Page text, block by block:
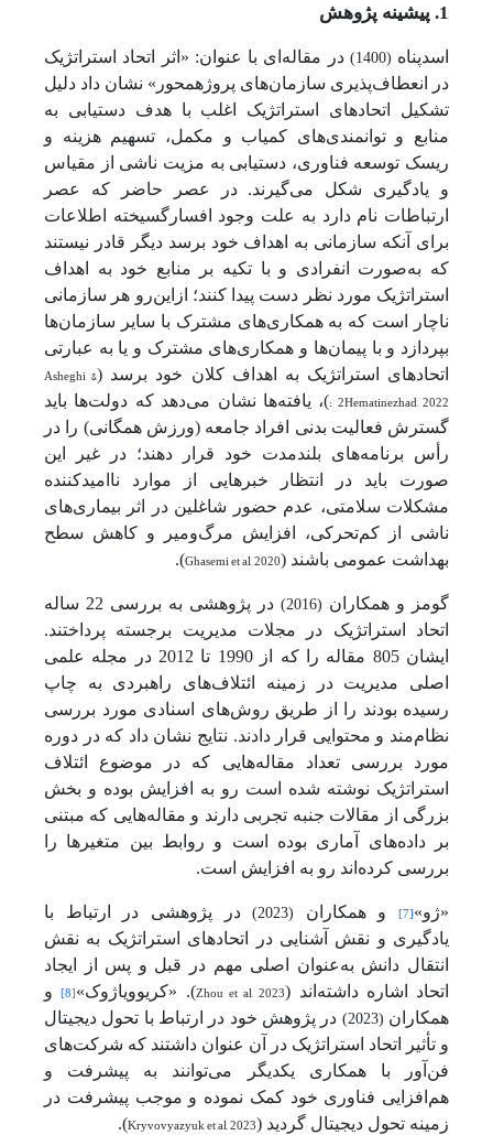
1. پیشینه پژوهش
اسدپناه (1400)
در مقاله‌ای با عنوان: «اثر اتحاد استراتژیک
در انعطاف‌پذیری سازمان‌های پروژه­محور» نشان داد دلیل
تشکیل اتحادهای استراتژیک اغلب با هدف دستیابی به
منابع و توانمندی‌های کمیاب و مکمل، تسهیم هزینه و
ریسک توسعه فناوری، دستیابی به مزیت ناشی از مقیاس
و یادگیری شکل می‌گیرند. در عصر حاضر که عصر
ارتباطات نام دارد به علت وجود افسارگسیخته اطلاعات
برای آنکه سازمانی به اهداف خود برسد دیگر قادر نیستند
که به‌صورت انفرادی و با تکیه بر منابع خود به اهداف
استراتژیک مورد نظر دست پیدا کنند؛ ازاین‌رو هر سازمانی
ناچار است که به همکاری‌های مشترک با سایر سازمان‌ها
بپردازد و با پیمان‌ها و همکاری‌های مشترک و یا به عبارتی
اتحادهای استراتژیک به اهداف کلان خود برسد (Asheghi &
Hematinezhad, 2022
: 2)، یافته‌ها نشان می‌دهد که دولت‌ها باید
گسترش فعالیت بدنی افراد جامعه (ورزش همگانی) را در
رأس برنامه‌های بلندمدت خود قرار دهند؛ در غیر این
صورت باید در انتظار خبرهایی از موارد ناامیدکننده
مشکلات سلامتی، عدم حضور شاغلین در اثر بیماری‌های
ناشی از کم‌تحرکی، افزایش مرگ‌ومیر و کاهش سطح
بهداشت عمومی باشند (Ghasemi et al, 2020
).
گومز و همکاران (2016)
در پژوهشی به بررسی 22 ساله
اتحاد استراتژیک در مجلات مدیریت برجسته پرداختند.
ایشان 805 مقاله را که از 1990 تا 2012 در مجله علمی
اصلی مدیریت در زمینه ائتلاف‌های راهبردی به چاپ
رسیده بودند را از طریق روش‌های اسنادی مورد بررسی
نظام‌مند و محتوایی قرار دادند. نتایج نشان داد که در دوره
مورد بررسی تعداد مقاله‌هایی که در موضوع ائتلاف
استراتژیک نوشته شده است رو به افزایش بوده و بخش
بزرگی از مقالات جنبه تجربی دارند و مقاله‌هایی که مبتنی
بر داده‌های آماری بوده است و روابط بین متغیرها را
بررسی کرده‌اند رو به افزایش است.
«ژو» [7] و همکاران (2023)
در پژوهشی در ارتباط با
یادگیری و نقش آشنایی در اتحادهای استراتژیک به نقش
انتقال دانش به‌عنوان اصلی مهم در قبل و پس از ایجاد
اتحاد اشاره داشته‌اند (Zhou et al, 2023). «کریوویاژوک» [8] و
همکاران (2023)
در پژوهش خود در ارتباط با تحول دیجیتال
و تأثیر اتحاد استراتژیک در آن عنوان داشتند که شرکت‌های
فن‌آور با همکاری یکدیگر می‌توانند به پیشرفت و
هم‌افزایی فناوری خود کمک نموده و موجب پیشرفت در
زمینه تحول دیجیتال گردید (Kryvovyazyuk et al, 2023
).